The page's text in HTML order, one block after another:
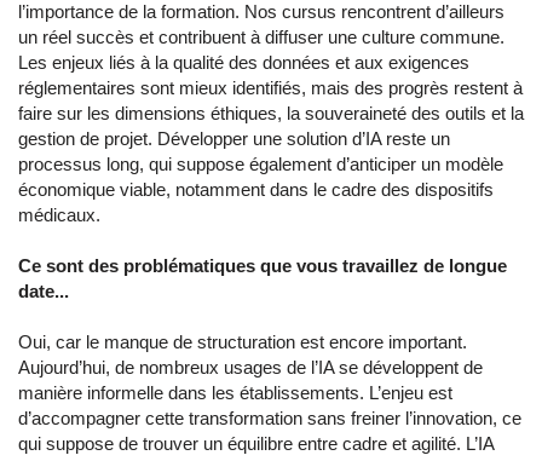
l’importance de la formation. Nos cursus rencontrent d’ailleurs
un réel succès et contribuent à diffuser une culture commune.
Les enjeux liés à la qualité des données et aux exigences
réglementaires sont mieux identifiés, mais des progrès restent à
faire sur les dimensions éthiques, la souveraineté des outils et la
gestion de projet. Développer une solution d’IA reste un
processus long, qui suppose également d’anticiper un modèle
économique viable, notamment dans le cadre des dispositifs
médicaux.
Ce sont des problématiques que vous travaillez de longue
date...
Oui, car le manque de structuration est encore important.
Aujourd’hui, de nombreux usages de l’IA se développent de
manière informelle dans les établissements. L’enjeu est
d’accompagner cette transformation sans freiner l’innovation, ce
qui suppose de trouver un équilibre entre cadre et agilité. L’IA